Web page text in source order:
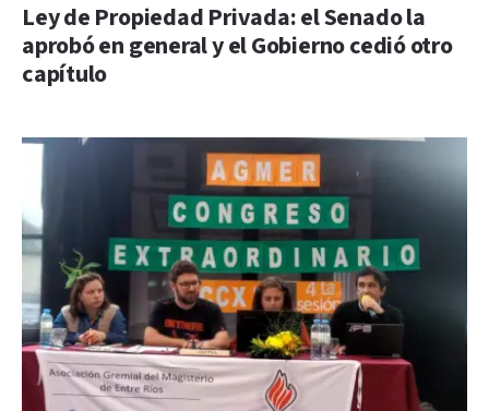
Ley de Propiedad Privada: el Senado la
aprobó en general y el Gobierno cedió otro
capítulo